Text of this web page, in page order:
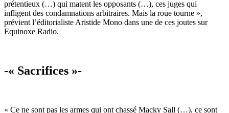
prétentieux (…) qui matent les opposants (…), ces juges qui
infligent des condamnations arbitraires. Mais la roue tourne »,
prévient l’éditorialiste Aristide Mono dans une de ces joutes sur
Equinoxe Radio.
-« Sacrifices »-
« Ce ne sont pas les armes qui ont chassé Macky Sall (…), ce sont